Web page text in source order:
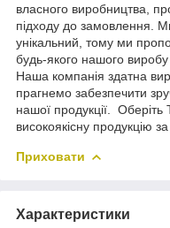
власного виробництва,
підходу до замовлення.
унікальний, тому ми
будь-якого нашого виробу
Наша компанія здатна
прагнемо забезпечити
нашої продукції.
високоякісну продукцію
Приховати
Характеристики